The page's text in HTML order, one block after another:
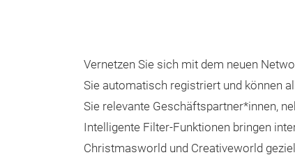
Vernetzen Sie sich mit dem neuen
Sie automatisch registriert und können
Sie relevante Geschäftspartner*innen,
Intelligente Filter-Funktionen bringen
Christmasworld und Creativeworld